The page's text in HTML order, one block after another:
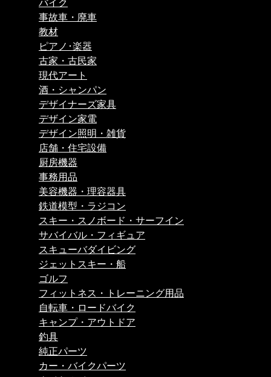
バイク
事故車・廃車
教材
ピアノ･楽器
古家・古民家
現代アート
酒・シャンパン
デザイナーズ家具
デザイン家電
デザイン照明・雑貨
店舗・住宅設備
厨房機器
事務用品
美容機器・理容器具
鉄道模型・ラジコン
スキー・スノボード・サーフイン
サバイバル・フィギュア
スキューバダイビング
ジェットスキー・船
ゴルフ
フィットネス・トレーニング用品
自転車・ロードバイク
キャンプ・アウトドア
釣具
純正パーツ
カー・バイクパーツ